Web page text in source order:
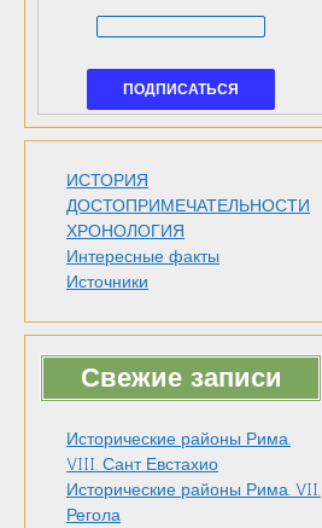
ИСТОРИЯ
ДОСТОПРИМЕЧАТЕЛЬНОСТИ
ХРОНОЛОГИЯ
Интересные факты
Источники
Свежие записи
Исторические районы Рима.
VIII. Сант Евстахио
Исторические районы Рима. VII.
Регола